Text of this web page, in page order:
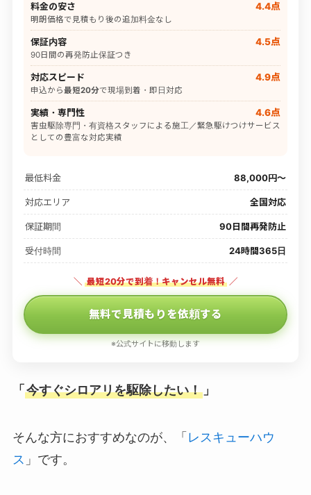
料金の安さ 4.4点
明朗価格で見積もり後の追加料金なし
保証内容 4.5点
90日間の再発防止保証つき
対応スピード 4.9点
申込から最短20分で現場到着・即日対応
実績・専門性 4.6点
害虫駆除専門・有資格スタッフによる施工／緊急駆けつけサービス
としての豊富な対応実績
最低料金 88,000円〜
対応エリア 全国対応
保証期間 90日間再発防止
受付時間 24時間365日
＼ 最短20分で到着！キャンセル無料 ／
無料で見積もりを依頼する
※公式サイトに移動します
「 今すぐシロアリを駆除したい！」
そんな方におすすめなのが、「 レスキューハウ
ス 」です。